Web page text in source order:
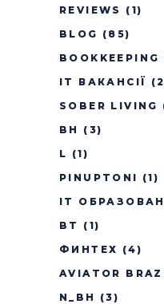
REVIEWS
(1)
BLOG (85)
BOOKKEEPING
IT ВАКАНСІЇ
SOBER LIVING
BH
(3)
L (1)
PINUPTONI (1)
IT
BT
(1)
ФИНТЕХ (4)
AVIATOR
N_BH
(3)